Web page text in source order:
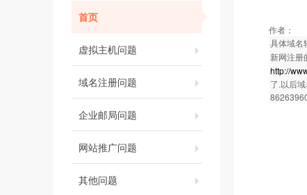
首页
虚拟主机问题
域名注册问题
企业邮局问题
网站推广问题
其他问题
作者：
具体域名
新网注册
http://
了.以后